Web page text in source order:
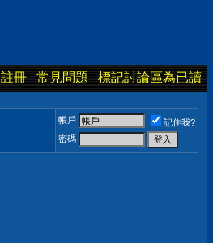
註冊 常見問題 標記討論區為已讀
帳戶
記住我?
密碼